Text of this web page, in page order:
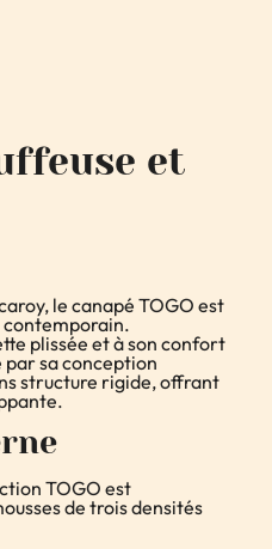
et
le canapé TOGO est
contemporain.
plissée et à son confort
sa conception
structure rigide, offrant
TOGO est
de trois densités